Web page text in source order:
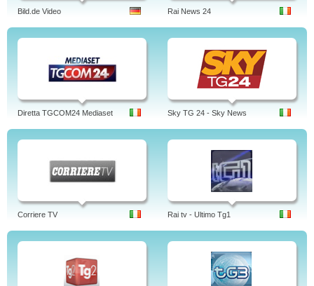
Bild.de Video Rai News 24
Diretta TGCOM24 Mediaset Sky TG 24 - Sky News
Corriere TV Rai tv - Ultimo Tg1